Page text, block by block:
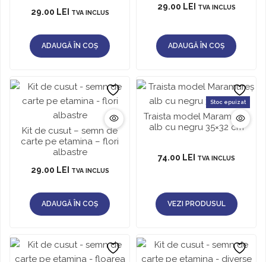
29.00 LEI TVA INCLUS
ADAUGĂ ÎN COȘ
29.00 LEI TVA INCLUS
ADAUGĂ ÎN COȘ
Kit de cusut – semn de
carte pe etamina – flori
albastre
29.00 LEI TVA INCLUS
ADAUGĂ ÎN COȘ
Stoc epuizat
Traista model Maramureș
alb cu negru 35×32 cm
74.00 LEI TVA INCLUS
VEZI PRODUSUL